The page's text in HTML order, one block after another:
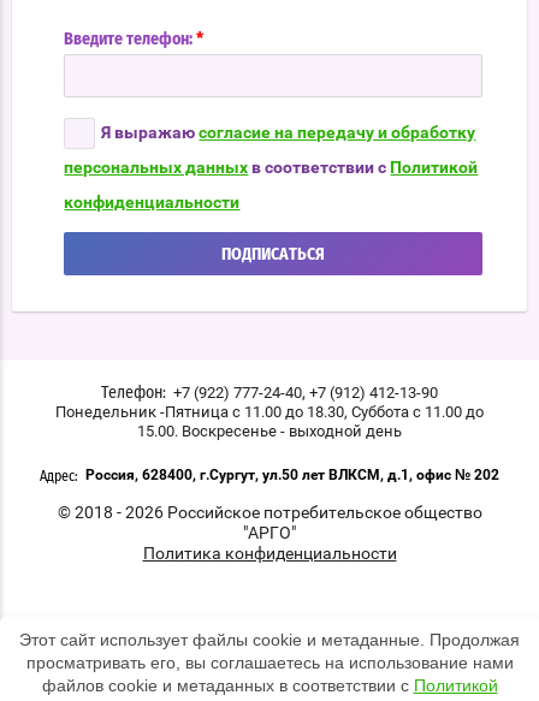
Введите телефон:*
Я выражаюсогласие на передачу и обработку
персональных данных в соответствии сПолитикой
конфиденциальности
ПОДПИСАТЬСЯ
Телефон: +7 (922) 777-24-40, +7 (912) 412-13-90
Понедельник -Пятница с 11.00 до 18.30, Суббота с 11.00 до
15.00. Воскресенье - выходной день
Адрес: Россия, 628400, г.Сургут, ул.50 лет ВЛКСМ, д.1, офис № 202
© 2018 - 2026 Российское потребительское общество
"АРГО"
Политика конфиденциальности
Этот сайт использует файлы cookie и метаданные. Продолжая
просматривать его, вы соглашаетесь на использование нами
файлов cookie и метаданных в соответствии с Политикой